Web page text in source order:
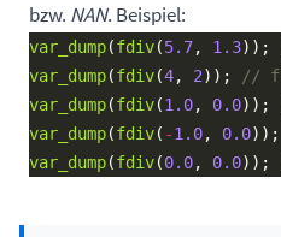
bzw. NAN. Beispiel:
var_dump(fdiv(5.7, 1.3));
var_dump(fdiv(4, 2));
var_dump(fdiv(1.0, 0.0));
var_dump(fdiv( -1.0, 0.0));
var_dump(fdiv(0.0, 0.0));